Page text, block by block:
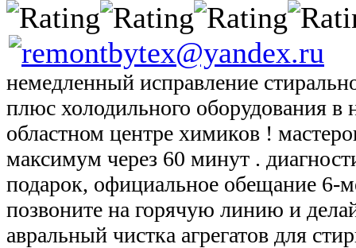
немедленный исправление
плюс холодильного оборудования в
областном центре химиков !
максимум через 60 минут .
подарок, официальное обещание 6-
позвоните на горячую линию и
авральный чистка агрегатов для